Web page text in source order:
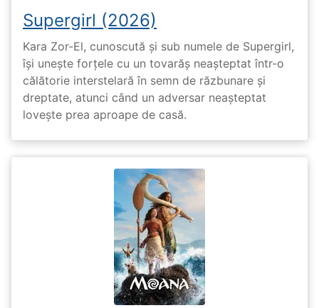
Supergirl (2026)
Kara Zor-El, cunoscută și sub numele de Supergirl,
își unește forțele cu un tovarăș neașteptat într-o
călătorie interstelară în semn de răzbunare și
dreptate, atunci când un adversar neașteptat
lovește prea aproape de casă.